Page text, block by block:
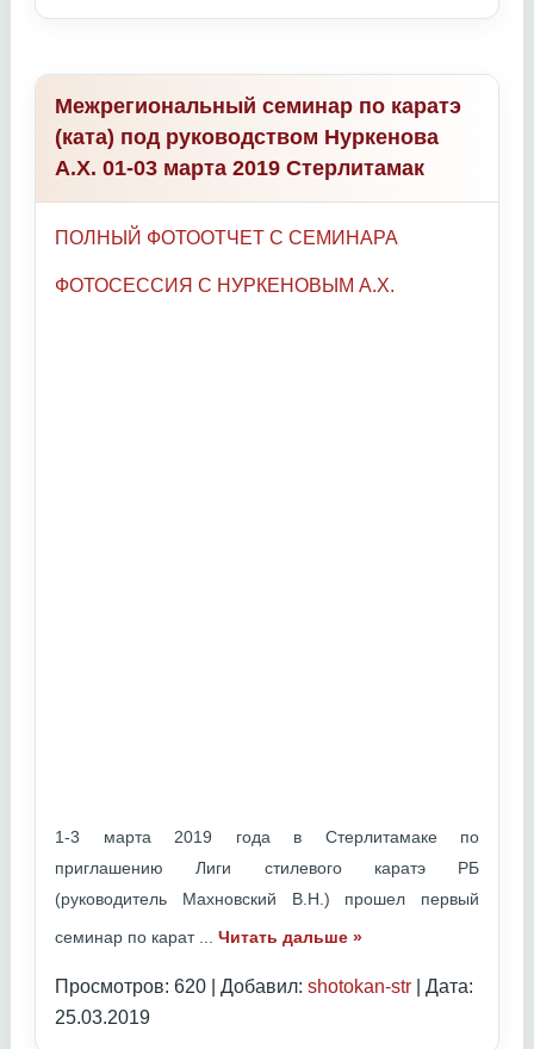
Межрегиональный семинар по каратэ
(ката) под руководством Нуркенова
А.Х. 01-03 марта 2019 Стерлитамак
ПОЛНЫЙ ФОТООТЧЕТ С СЕМИНАРА
ФОТОСЕССИЯ С НУРКЕНОВЫМ А.Х.
1-3 марта 2019 года в Стерлитамаке по
приглашению Лиги стилевого каратэ РБ
(руководитель Махновский В.Н.) прошел первый
семинар по карат
Читать дальше »
Просмотров: 620 | Добавил: shotokan-str | Дата:
25.03.2019